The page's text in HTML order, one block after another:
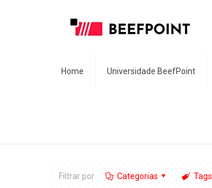
Home Universidade BeefPoint
Filtrar por Categorias Tags